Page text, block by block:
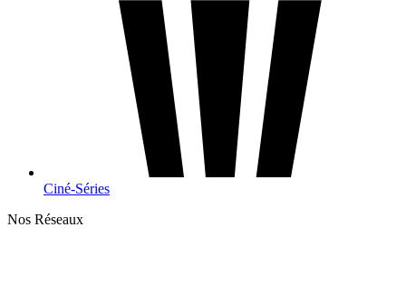
Ciné-Séries
Nos Réseaux